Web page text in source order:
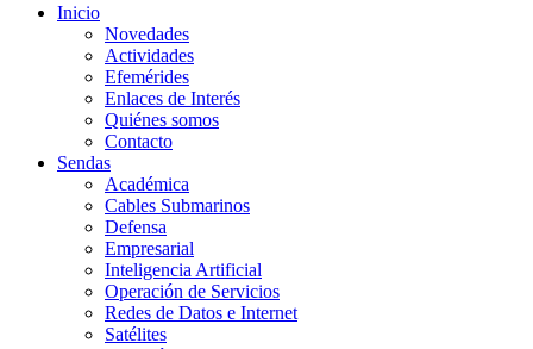
Inicio
Novedades
Actividades
Efemérides
Enlaces de Interés
Quiénes somos
Contacto
Sendas
Académica
Cables Submarinos
Defensa
Empresarial
Inteligencia Artificial
Operación de Servicios
Redes de Datos e Internet
Satélites